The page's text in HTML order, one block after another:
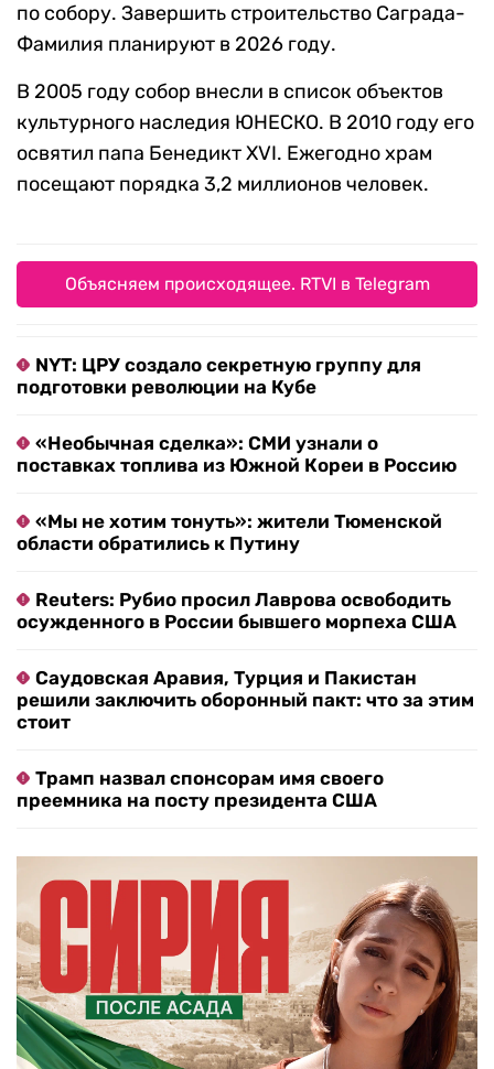
по собору. Завершить строительство Саграда-
Фамилия планируют в 2026 году.
В 2005 году собор внесли в список объектов
культурного наследия ЮНЕСКО. В 2010 году его
освятил папа Бенедикт XVI. Ежегодно храм
посещают порядка 3,2 миллионов человек.
Объясняем происходящее. RTVI в Telegram
NYT: ЦРУ создало секретную группу для
подготовки революции на Кубе
«Необычная сделка»: СМИ узнали о
поставках топлива из Южной Кореи в Россию
«Мы не хотим тонуть»: жители Тюменской
области обратились к Путину
Reuters: Рубио просил Лаврова освободить
осужденного в России бывшего морпеха США
Саудовская Аравия, Турция и Пакистан
решили заключить оборонный пакт: что за этим
стоит
Трамп назвал спонсорам имя своего
преемника на посту президента США